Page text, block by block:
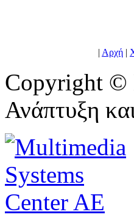
| Αρχή |
Copyright
Ανάπτυξη